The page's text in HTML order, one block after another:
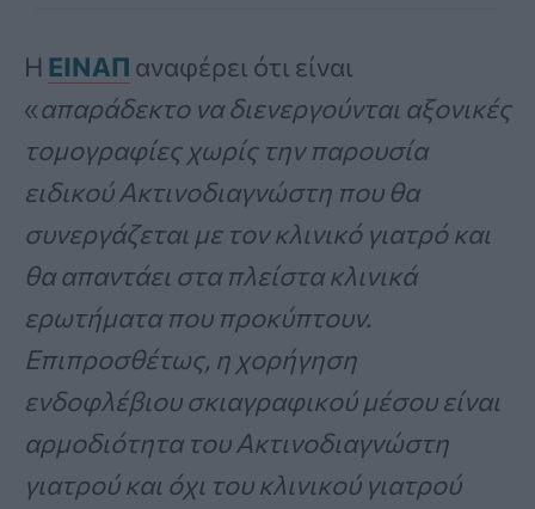
Η ΕΙΝΑΠ αναφέρει ότι είναι
«απαράδεκτο να διενεργούνται αξονικές
τομογραφίες χωρίς την παρουσία
ειδικού Ακτινοδιαγνώστη που θα
συνεργάζεται με τον κλινικό γιατρό και
θα απαντάει στα πλείστα κλινικά
ερωτήματα που προκύπτουν.
Επιπροσθέτως, η χορήγηση
ενδοφλέβιου σκιαγραφικού μέσου είναι
αρμοδιότητα του Ακτινοδιαγνώστη
γιατρού και όχι του κλινικού γιατρού